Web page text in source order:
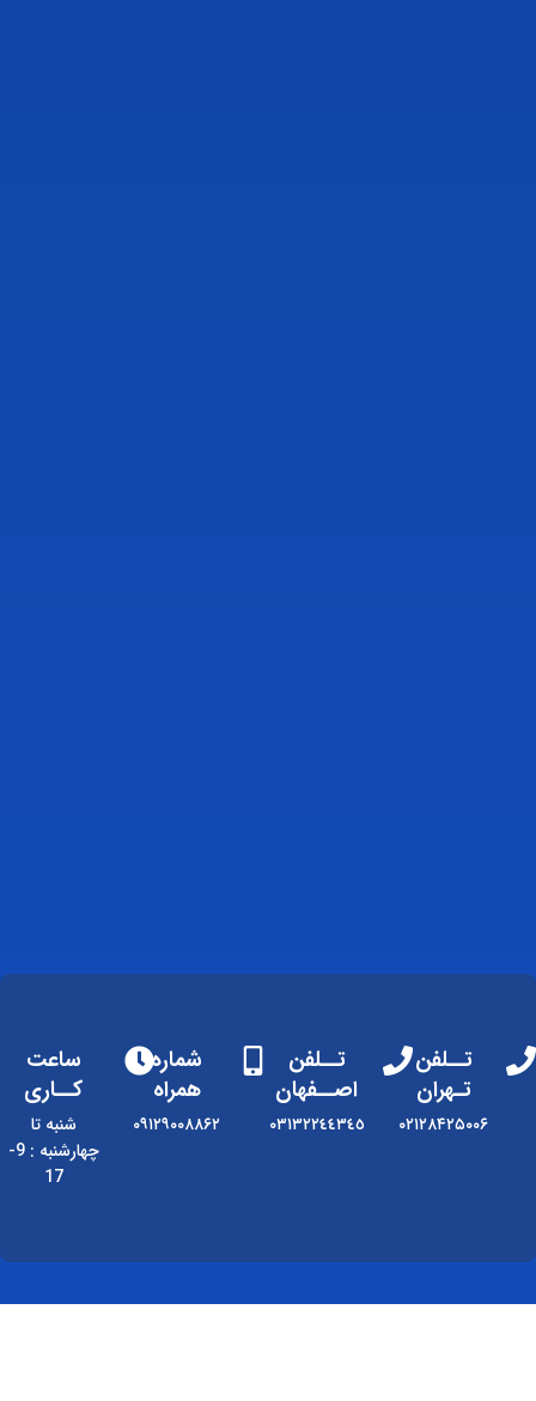
تــلفن
تـهران
۰۲۱۲۸۴۲۵۰۰۶
تــلفن
اصــفهان
٠٣١٣٢٢٤٤٣٤٥
شماره
همراه
۰۹۱۲۹۰۰۸۸۶۲
ساعت
کــاری
شنبه تا
چهارشنبه : 9-
17